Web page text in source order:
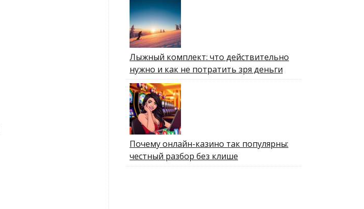
Лыжный комплект: что действительно
нужно и как не потратить зря деньги
Почему онлайн-казино так популярны:
честный разбор без клише